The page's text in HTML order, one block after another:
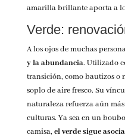
amarilla brillante aporta a
Verde:
A los ojos de muchas
y la abundancia. Utilizado
transición, como bautizos
soplo de aire fresco. Su
naturaleza refuerza aún
culturas. Ya sea en un
camisa, el verde sigue